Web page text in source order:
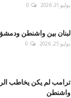
يوليو 31, 2026 0
لبنان بين واشنطن
يوليو 25, 2026 0
ترامب لم يكن يخاطب
واشنطن